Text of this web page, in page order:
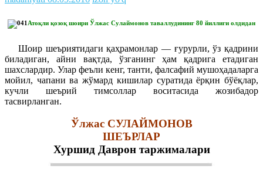
Атоқли қозоқ шоири Ўлжас Сулаймонов таваллудининг 80 йиллиги олдидан
Шоир шеъриятидаги қаҳрамонлар — ғурурли, ўз қадрини
биладиган, айни вақтда, ўзганинг ҳам қадрига етадиган
шахслардир. Улар феъли кенг, танти, фалсафий мушоҳадаларга
мойил, чапани ва жўмард кишилар суратида ёрқин бўёқлар,
кучли шеърий тимсоллар воситасида жозибадор
тасвирланган.
Ўлжас СУЛАЙМОНОВ
ШЕЪРЛАР
Хуршид Даврон таржималари